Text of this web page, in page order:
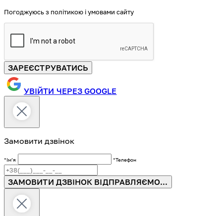
Погоджуюсь з політикою і умовами сайту
ЗАРЕЄСТРУВАТИСЬ
УВІЙТИ ЧЕРЕЗ GOOGLE
Замовити дзвінок
*Імʼя *Телефон
ЗАМОВИТИ ДЗВІНОК ВІДПРАВЛЯЄМО...